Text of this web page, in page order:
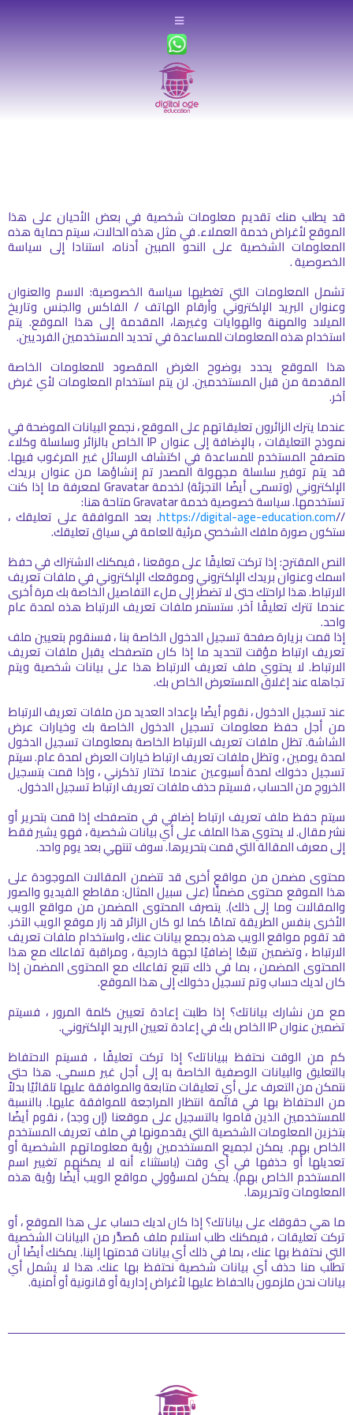
قد يطلب منك تقديم معلومات شخصية في بعض الأحيان على هذا
الموقع لأغراض خدمة العملاء. في مثل هذه الحالات، سيتم حماية هذه
المعلومات الشخصية على النحو المبين أدناه، استنادا إلى سياسة
الخصوصية .
تشمل المعلومات التي تغطيها سياسة الخصوصية: الاسم والعنوان
وعنوان البريد الإلكتروني وأرقام الهاتف / الفاكس والجنس وتاريخ
الميلاد والمهنة والهوايات وغيرها، المقدمة إلى هذا الموقع. يتم
استخدام هذه المعلومات للمساعدة في تحديد المستخدمين الفرديين.
هذا الموقع يحدد بوضوح الغرض المقصود للمعلومات الخاصة
المقدمة من قبل المستخدمين. لن يتم استخدام المعلومات لأي غرض
آخر.
عندما يترك الزائرون تعليقاتهم على الموقع ، نجمع البيانات الموضحة في
نموذج التعليقات ، بالإضافة إلى عنوان IP الخاص بالزائر وسلسلة وكلاء
متصفح المستخدم للمساعدة في اكتشاف الرسائل غير المرغوب فيها.
قد يتم توفير سلسلة مجهولة المصدر تم إنشاؤها من عنوان بريدك
الإلكتروني (وتسمى أيضًا التجزئة) لخدمة Gravatar لمعرفة ما إذا كنت
تستخدمها. سياسة خصوصية خدمة Gravatar متاحة هنا:
//
https://digital-age-education.com. بعد الموافقة على تعليقك ،
ستكون صورة ملفك الشخصي مرئية للعامة في سياق تعليقك.
النص المقترح: إذا تركت تعليقًا على موقعنا ، فيمكنك الاشتراك في حفظ
اسمك وعنوان بريدك الإلكتروني وموقعك الإلكتروني في ملفات تعريف
الارتباط. هذا لراحتك حتى لا تضطر إلى ملء التفاصيل الخاصة بك مرة أخرى
عندما تترك تعليقًا آخر. ستستمر ملفات تعريف الارتباط هذه لمدة عام
واحد.
إذا قمت بزيارة صفحة تسجيل الدخول الخاصة بنا ، فسنقوم بتعيين ملف
تعريف ارتباط مؤقت لتحديد ما إذا كان متصفحك يقبل ملفات تعريف
الارتباط. لا يحتوي ملف تعريف الارتباط هذا على بيانات شخصية ويتم
تجاهله عند إغلاق المستعرض الخاص بك.
عند تسجيل الدخول ، نقوم أيضًا بإعداد العديد من ملفات تعريف الارتباط
من أجل حفظ معلومات تسجيل الدخول الخاصة بك وخيارات عرض
الشاشة. تظل ملفات تعريف الارتباط الخاصة بمعلومات تسجيل الدخول
لمدة يومين ، وتظل ملفات تعريف ارتباط خيارات العرض لمدة عام. سيتم
تسجيل دخولك لمدة أسبوعين عندما تختار تذكرني ، وإذا قمت بتسجيل
الخروج من الحساب ، فسيتم حذف ملفات تعريف ارتباط تسجيل الدخول.
سيتم حفظ ملف تعريف ارتباط إضافي في متصفحك إذا قمت بتحرير أو
نشر مقال. لا يحتوي هذا الملف على أي بيانات شخصية ، فهو يشير فقط
إلى معرف المقالة التي قمت بتحريرها. سوف تنتهي بعد يوم واحد.
محتوى مضمن من مواقع أخرى قد تتضمن المقالات الموجودة على
هذا الموقع محتوى مضمنًا (على سبيل المثال: مقاطع الفيديو والصور
والمقالات وما إلى ذلك). يتصرف المحتوى المضمن من مواقع الويب
الأخرى بنفس الطريقة تمامًا كما لو كان الزائر قد زار موقع الويب الآخر.
قد تقوم مواقع الويب هذه بجمع بيانات عنك ، واستخدام ملفات تعريف
الارتباط ، وتضمين تتبعًا إضافيًا لجهة خارجية ، ومراقبة تفاعلك مع هذا
المحتوى المضمن ، بما في ذلك تتبع تفاعلك مع المحتوى المضمن إذا
كان لديك حساب وتم تسجيل دخولك إلى هذا الموقع.
مع من نشارك بياناتك؟ إذا طلبت إعادة تعيين كلمة المرور ، فسيتم
تضمين عنوان IP الخاص بك في إعادة تعيين البريد الإلكتروني.
كم من الوقت نحتفظ ببياناتك؟ إذا تركت تعليقًا ، فسيتم الاحتفاظ
بالتعليق والبيانات الوصفية الخاصة به إلى أجل غير مسمى. هذا حتى
نتمكن من التعرف على أي تعليقات متابعة والموافقة عليها تلقائيًا بدلاً
من الاحتفاظ بها في قائمة انتظار المراجعة للموافقة عليها. بالنسبة
للمستخدمين الذين قاموا بالتسجيل على موقعنا (إن وجد) ، نقوم أيضًا
بتخزين المعلومات الشخصية التي يقدمونها في ملف تعريف المستخدم
الخاص بهم. يمكن لجميع المستخدمين رؤية معلوماتهم الشخصية أو
تعديلها أو حذفها في أي وقت (باستثناء أنه لا يمكنهم تغيير اسم
المستخدم الخاص بهم). يمكن لمسؤولي مواقع الويب أيضًا رؤية هذه
المعلومات وتحريرها.
ما هي حقوقك على بياناتك؟ إذا كان لديك حساب على هذا الموقع ، أو
تركت تعليقات ، فيمكنك طلب استلام ملف مُصدَّر من البيانات الشخصية
التي نحتفظ بها عنك ، بما في ذلك أي بيانات قدمتها إلينا. يمكنك أيضًا أن
تطلب منا حذف أي بيانات شخصية نحتفظ بها عنك. هذا لا يشمل أي
بيانات نحن ملزمون بالحفاظ عليها لأغراض إدارية أو قانونية أو أمنية.